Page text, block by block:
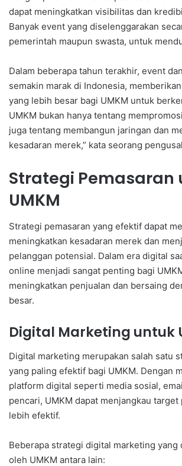
dapat meningkatkan visibilitas dan
Banyak event yang diselenggarakan
pemerintah maupun swasta, untuk
Dalam beberapa tahun terakhir, event
semakin marak di Indonesia,
yang lebih besar bagi UMKM untuk
UMKM bukan hanya tentang
juga tentang membangun jaringan dan
kesadaran merek,” kata seorang
Strategi Pemasaran
UMKM
Strategi pemasaran yang efektif dapat
meningkatkan kesadaran merek dan
pelanggan potensial. Dalam era digital
online menjadi sangat penting bagi
meningkatkan penjualan dan bersaing
besar.
Digital Marketing untuk
Digital marketing merupakan salah satu
yang paling efektif bagi UMKM. Dengan
platform digital seperti media sosial,
pencari, UMKM dapat menjangkau target
lebih efektif.
Beberapa strategi digital marketing yang
oleh UMKM antara lain: